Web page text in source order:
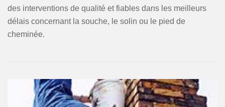
des interventions de qualité et fiables dans les meilleurs
délais concernant la souche, le solin ou le pied de
cheminée.